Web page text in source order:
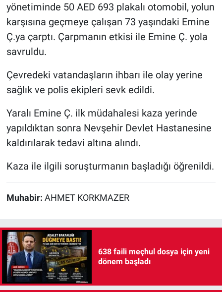
yönetiminde 50 AED 693 plakalı otomobil, yolun
karşısına geçmeye çalışan 73 yaşındaki Emine
Ç.ya çarptı. Çarpmanın etkisi ile Emine Ç. yola
savruldu.
Çevredeki vatandaşların ihbarı ile olay yerine
sağlık ve polis ekipleri sevk edildi.
Yaralı Emine Ç. ilk müdahalesi kaza yerinde
yapıldıktan sonra Nevşehir Devlet Hastanesine
kaldırılarak tedavi altına alındı.
Kaza ile ilgili soruşturmanın başladığı öğrenildi.
Muhabir: AHMET KORKMAZER
638 faili meçhul dosya için yeni
dönem başladı